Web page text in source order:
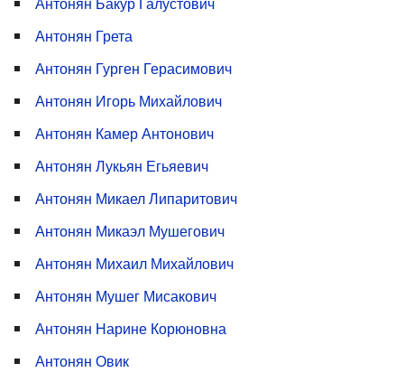
Антонян Грета
Антонян Гурген Герасимович
Антонян Игорь Михайлович
Антонян Камер Антонович
Антонян Лукьян Егьяевич
Антонян Микаел Липаритович
Антонян Микаэл Мушегович
Антонян Михаил Михайлович
Антонян Мушег Мисакович
Антонян Нарине Корюновна
Антонян Овик